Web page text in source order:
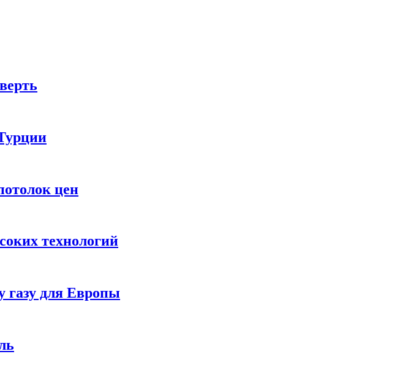
цен
технологий
газу для Европы